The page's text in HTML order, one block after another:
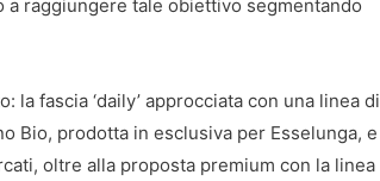
a raggiungere tale obiettivo segmentando
fascia ‘daily’ approcciata con una linea di
Bio, prodotta in esclusiva per Esselunga, e
oltre alla proposta premium con la linea